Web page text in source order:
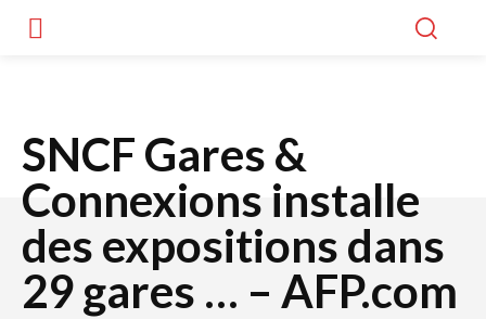
SNCF Gares &
Connexions installe
des expositions dans
29 gares … – AFP.com